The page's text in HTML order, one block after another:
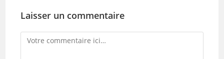
Laisser un commentaire
Comment